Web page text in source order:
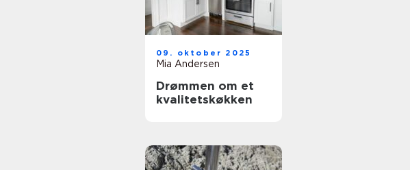
09. oktober 2025
Mia Andersen
Drømmen om et
kvalitetskøkken